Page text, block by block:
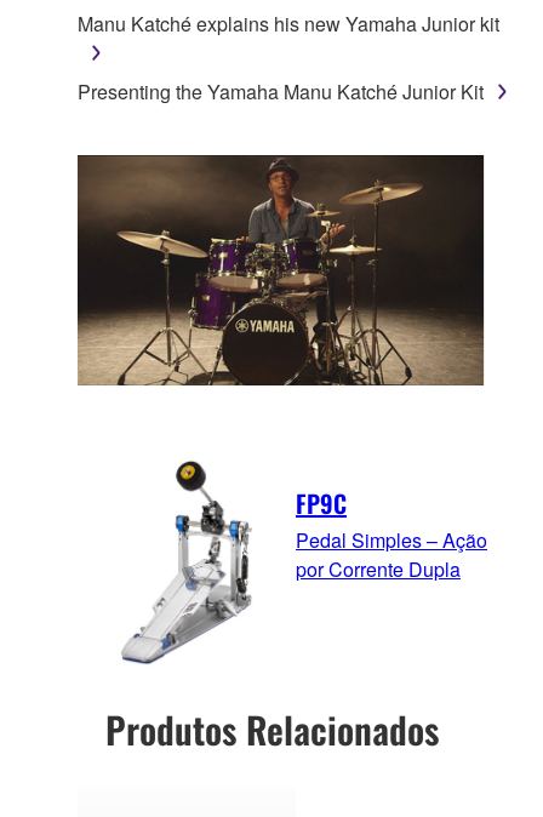
Manu Katché explains his new Yamaha Junior kit
Presenting the Yamaha Manu Katché Junior Kit
FP9C
Pedal Simples – Ação
por Corrente Dupla
Produtos Relacionados